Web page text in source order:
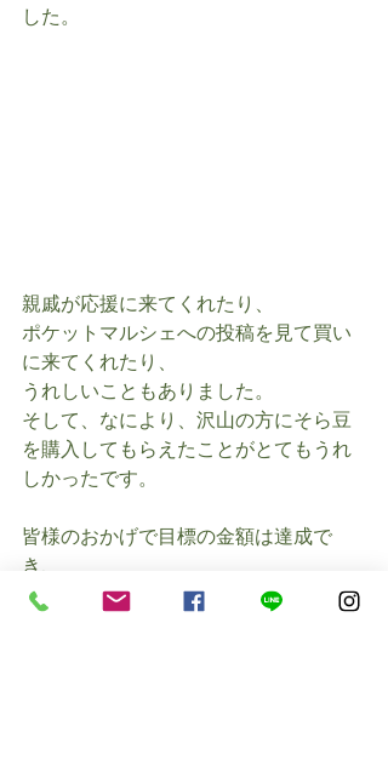
した。
親戚が応援に来てくれたり、
ポケットマルシェへの投稿を見て買い
に来てくれたり、
うれしいこともありました。
そして、なにより、沢山の方にそら豆
を購入してもらえたことがとてもうれ
しかったです。
皆様のおかげで目標の金額は達成で
き、
ハッピーな気分で帰路につくことが出